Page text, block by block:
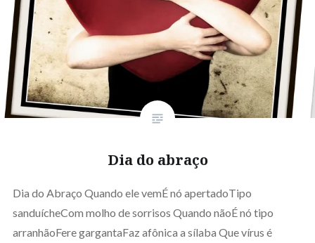
Dia do abraço
Dia do Abraço Quando ele vemÉ nó apertadoTipo
sanduícheCom molho de sorrisos Quando nãoÉ nó tipo
arranhãoFere gargantaFaz afônica a sílaba Que vírus é